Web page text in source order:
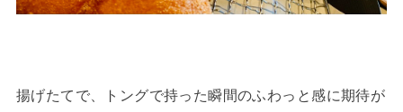
揚げたてで、トングで持った瞬間のふわっと感に期待が